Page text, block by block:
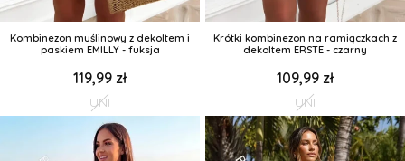
Kombinezon muślinowy z dekoltem i
paskiem EMILLY - fuksja
119,99 zł
UNI
Krótki kombinezon na ramiączkach z
dekoltem ERSTE - czarny
109,99 zł
UNI